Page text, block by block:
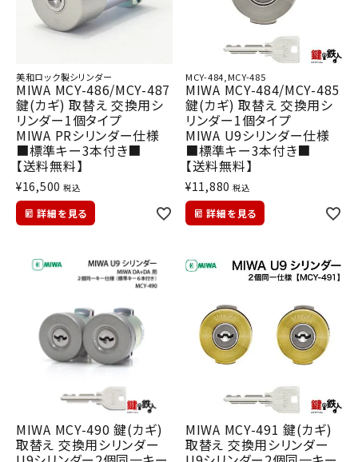
美和ロック製シリンダー
MIWA MCY-486/MCY-487
鍵(カギ) 取替え 交換用シ
リンダー1個タイプ
MIWA PRシリンダー仕様
■標準キー3本付き■
【送料無料】
¥16,500 税込
詳細を見る
MCY-484,MCY-485
MIWA MCY-484/MCY-485
鍵(カギ) 取替え 交換用シ
リンダー1個タイプ
MIWA U9シリンダー仕様
■標準キー3本付き■
【送料無料】
¥11,880 税込
詳細を見る
MIWA MCY-490 鍵(カギ)
取替え 交換用シリンダー
MIWA MCY-491 鍵(カギ)
取替え 交換用シリンダー